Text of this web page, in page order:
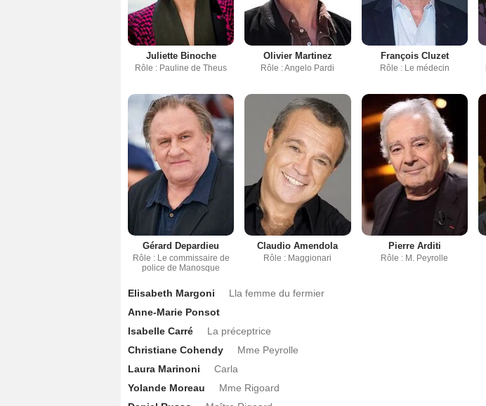
Juliette Binoche
Rôle : Pauline de Theus
Olivier Martinez
Rôle : Angelo Pardi
François Cluzet
Rôle : Le médecin
Gérard Depardieu
Rôle : Le commissaire de
police de Manosque
Claudio Amendola
Rôle : Maggionari
Pierre Arditi
Rôle : M. Peyrolle
Elisabeth Margoni
Lla femme du fermier
Anne-Marie Ponsot
Isabelle Carré
La préceptrice
Christiane Cohendy
Mme Peyrolle
Laura Marinoni
Carla
Yolande Moreau
Mme Rigoard